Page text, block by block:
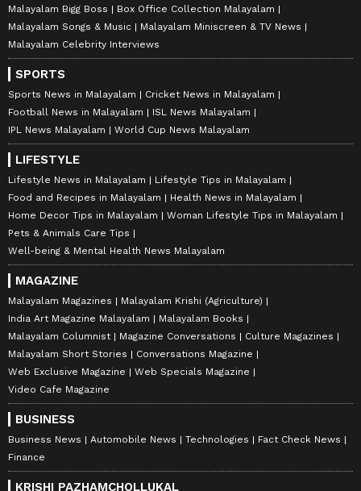
Malayalam Bigg Boss
Box Office Collection Malayalam
Malayalam Songs & Music
Malayalam Miniscreen & TV News
Malayalam Celebrity Interviews
SPORTS
Sports News in Malayalam
Cricket News in Malayalam
Football News in Malayalam
ISL News Malayalam
IPL News Malayalam
World Cup News Malayalam
LIFESTYLE
Lifestyle News in Malayalam
Lifestyle Tips in Malayalam
Food and Recipes in Malayalam
Health News in Malayalam
Home Decor Tips in Malayalam
Woman Lifestyle Tips in Malayalam
Pets & Animals Care Tips
Well-being & Mental Health News Malayalam
MAGAZINE
Malayalam Magazines
Malayalam Krishi (Agriculture)
India Art Magazine Malayalam
Malayalam Books
Malayalam Columnist
Magazine Conversations
Culture Magazines
Malayalam Short Stories
Conversations Magazine
Web Exclusive Magazine
Web Specials Magazine
Video Cafe Magazine
BUSINESS
Business News Automobile News Technologies
Fact Check News
Finance
KRISHI PAZHAMCHOLLUKAL